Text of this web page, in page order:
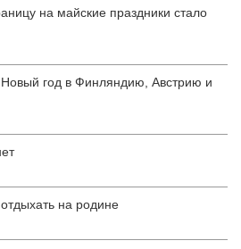
на майские праздники стало
Новый год в Финляндию, Австрию и
на родине